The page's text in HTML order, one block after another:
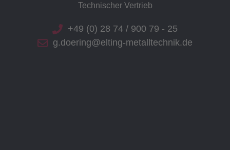
Technischer Vertrieb
+49 (0) 28 74 / 900 79 - 25
g.doering@elting-metalltechnik.de